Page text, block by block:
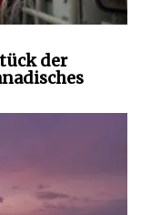
der